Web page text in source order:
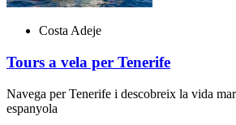
Costa Adeje
Tours a vela per Tenerife
Navega per Tenerife i descobreix la vida
espanyola